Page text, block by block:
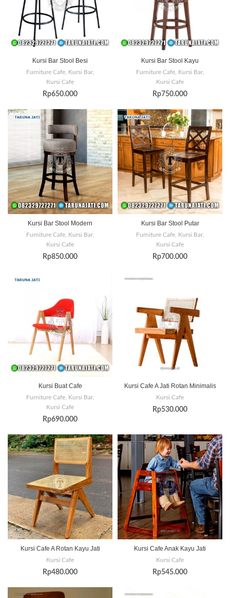
Kursi Bar Stool Besi
Furniture Cafe, Kursi Bar,
Kursi Cafe
Rp650.000
Kursi Bar Stool Kayu
Furniture Cafe, Kursi Bar,
Kursi Cafe
Rp750.000
Kursi Bar Stool Modern
Furniture Cafe, Kursi Bar,
Kursi Cafe
Rp850.000
Kursi Bar Stool Putar
Furniture Cafe, Kursi Bar,
Kursi Cafe
Rp700.000
Kursi Buat Cafe
Furniture Cafe, Kursi Bar,
Kursi Cafe
Rp690.000
Kursi Cafe A Jati Rotan Minimalis
Kursi Cafe
Rp530.000
Kursi Cafe A Rotan Kayu Jati
Kursi Cafe
Rp480.000
Kursi Cafe Anak Kayu Jati
Kursi Cafe
Rp545.000